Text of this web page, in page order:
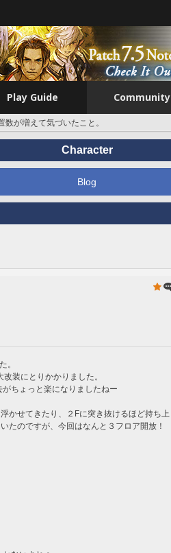
Play Guide Community
数が増えて気づいたこと。
Character
Blog
。
装にとりかかりました。
ちょっと楽になりましたねー
かせてきたり、２Fに突き抜けるほど持ち上
たのですが、今回はなんと３フロア開放！